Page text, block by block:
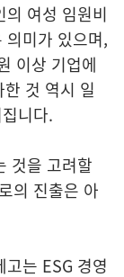
여성 임원비
의미가 있으며,
이상 기업에
것 역시 일
니다.
것을 고려할
의 진출은 아
는 ESG 경영